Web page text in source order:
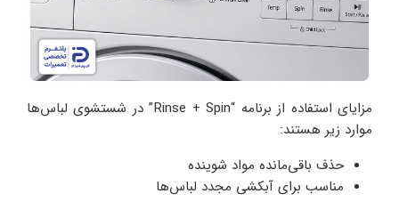
مزایای استفاده از برنامه “Rinse + Spin” در شستشوی لباس‌ها
موارد زیر هستند:
حذف باقی‌مانده مواد شوینده
مناسب برای آبکشی مجدد لباس‌ها